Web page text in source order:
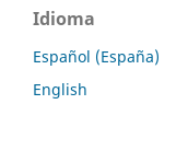
Idioma
Español (España)
English